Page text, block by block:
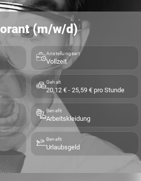
(m/w/d)
Anstellungsart
Vollzeit
Gehalt
20,12 € - 25,59 € pro Stunde
Benefit
Arbeitskleidung
Benefit
Urlaubsgeld